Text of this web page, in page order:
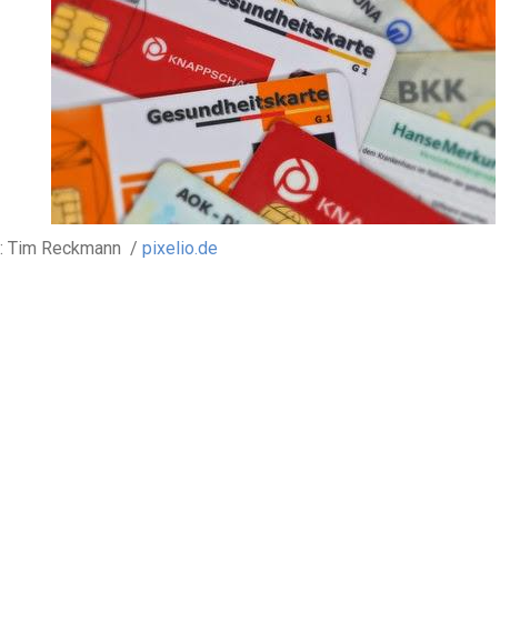
Tim Reckmann / pixelio.de